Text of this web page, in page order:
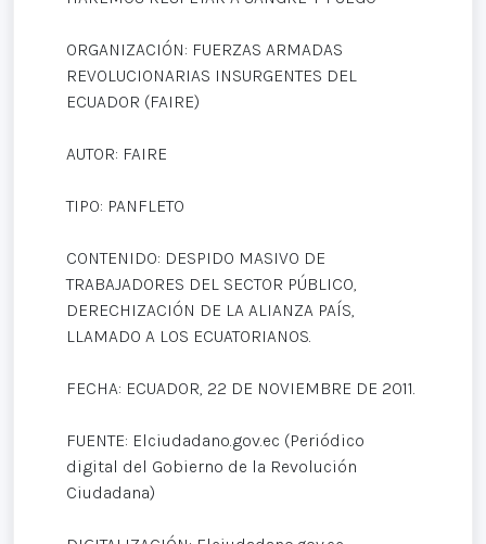
ORGANIZACIÓN: FUERZAS ARMADAS
REVOLUCIONARIAS INSURGENTES DEL
ECUADOR (FAIRE)
AUTOR: FAIRE
TIPO: PANFLETO
CONTENIDO: DESPIDO MASIVO DE
TRABAJADORES DEL SECTOR PÚBLICO,
DERECHIZACIÓN DE LA ALIANZA PAÍS,
LLAMADO A LOS ECUATORIANOS.
FECHA: ECUADOR, 22 DE NOVIEMBRE DE 2011.
FUENTE: Elciudadano.gov.ec (Periódico
digital del Gobierno de la Revolución
Ciudadana)